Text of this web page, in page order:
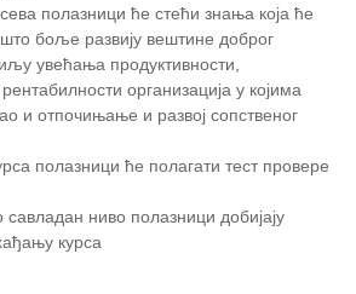
полазници ће стећи знања која ће
боље развију вештине доброг
увећања продуктивности,
организација у којима
и отпочињање и развој сопственог
полазници ће полагати тест провере
ниво полазници добијају
курса